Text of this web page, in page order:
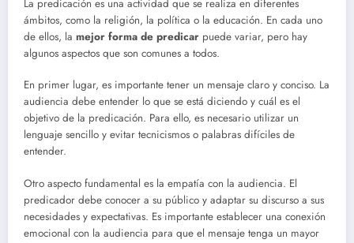
La predicación es una actividad que se realiza en diferentes
ámbitos, como la religión, la política o la educación. En cada uno
de ellos, la mejor forma de predicar puede variar, pero hay
algunos aspectos que son comunes a todos.
En primer lugar, es importante tener un mensaje claro y conciso. La
audiencia debe entender lo que se está diciendo y cuál es el
objetivo de la predicación. Para ello, es necesario utilizar un
lenguaje sencillo y evitar tecnicismos o palabras difíciles de
entender.
Otro aspecto fundamental es la empatía con la audiencia. El
predicador debe conocer a su público y adaptar su discurso a sus
necesidades y expectativas. Es importante establecer una conexión
emocional con la audiencia para que el mensaje tenga un mayor